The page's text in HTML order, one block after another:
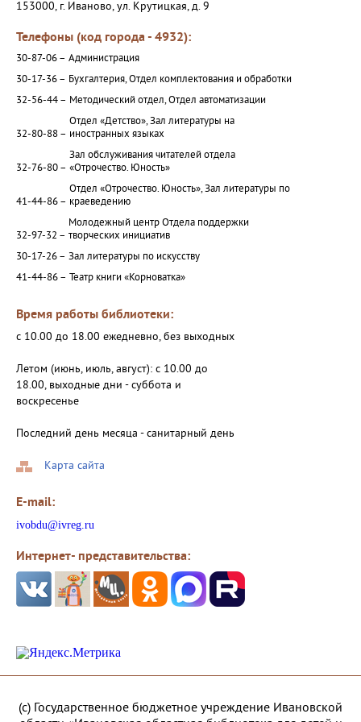
153000, г. Иваново, ул. Крутицкая, д. 9
Телефоны (код города - 4932):
30-87-06 – Администрация
30-17-36 – Бухгалтерия, Отдел комплектования и обработки
32-56-44 – Методический отдел, Отдел автоматизации
32-80-88 –
Отдел «Детство», Зал литературы на
иностранных языках
32-76-80 –
Зал обслуживания читателей отдела
«Отрочество. Юность»
41-44-86 –
Отдел «Отрочество. Юность», Зал литературы по
краеведению
32-97-32 –
Молодежный центр Отдела поддержки
творческих инициатив
30-17-26 – Зал литературы по искусству
41-44-86 – Театр книги «Корноватка»
Время работы библиотеки:
с 10.00 до 18.00 ежедневно, без выходных
Летом (июнь, июль, август): с 10.00 до
18.00, выходные дни - суббота и
воскресенье
Последний день месяца - санитарный день
Карта сайта
E-mail:
ivobdu@ivreg.ru
Интернет- представительства:
(с) Государственное бюджетное учреждение Ивановской